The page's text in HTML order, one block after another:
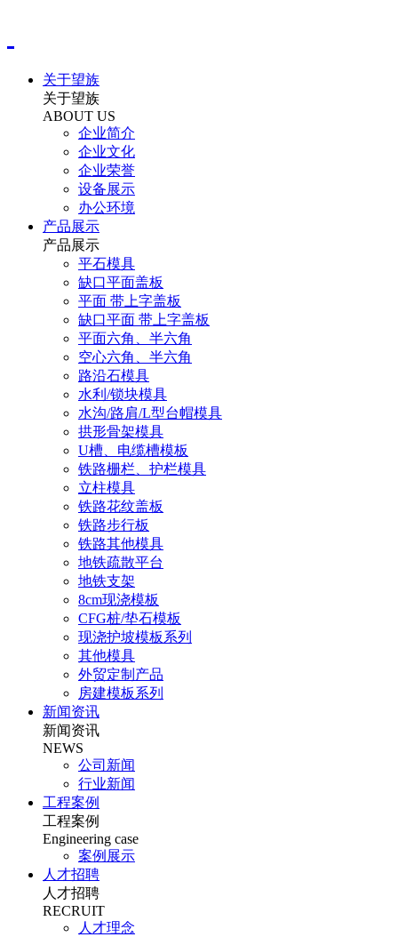
关于望族
关于望族
ABOUT US
企业简介
企业文化
企业荣誉
设备展示
办公环境
产品展示
产品展示
平石模具
缺口平面盖板
平面 带上字盖板
缺口平面 带上字盖板
平面六角、半六角
空心六角、半六角
路沿石模具
水利/锁块模具
水沟/路肩/L型台帽模具
拱形骨架模具
U槽、电缆槽模板
铁路栅栏、护栏模具
立柱模具
铁路花纹盖板
铁路步行板
铁路其他模具
地铁疏散平台
地铁支架
8cm现浇模板
CFG桩/垫石模板
现浇护坡模板系列
其他模具
外贸定制产品
房建模板系列
新闻资讯
新闻资讯
NEWS
公司新闻
行业新闻
工程案例
工程案例
Engineering case
案例展示
人才招聘
人才招聘
RECRUIT
人才理念